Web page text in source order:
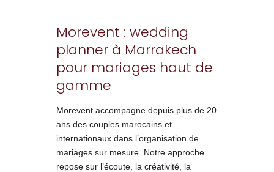
Morevent : wedding
planner à Marrakech
pour mariages haut de
gamme
Morevent accompagne depuis plus de 20
ans des couples marocains et
internationaux dans l’organisation de
mariages sur mesure. Notre approche
repose sur l’écoute, la créativité, la